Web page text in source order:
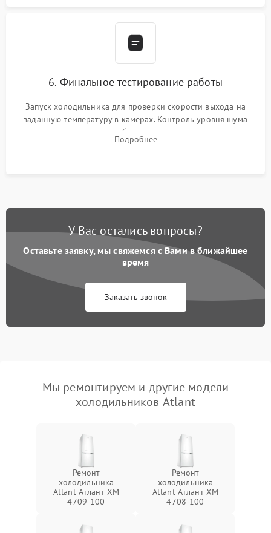
6. Финальное тестирование работы
Запуск холодильника для проверки скорости выхода на
заданную температуру в камерах. Контроль уровня шума
компрессора, отсутствия обмерзания стенок и корректного
срабатывания системы автоматической оттайки.
Подробнее
У Вас остались вопросы?
Оставьте заявку, мы свяжемся с Вами в ближайшее
время
Заказать звонок
Мы ремонтируем и другие модели
холодильников Atlant
Ремонт
холодильника
Atlant Атлант XM
4709-100
Ремонт
холодильника
Atlant Атлант XM
4708-100